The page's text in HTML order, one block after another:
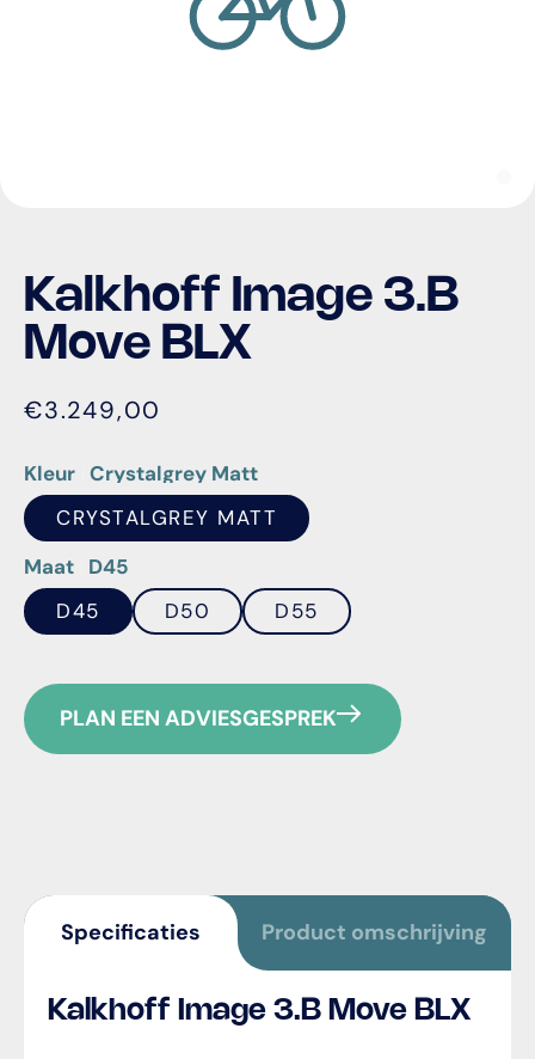
Kalkhoff Image 3.B
Move BLX
€3.249,00
Kleur Crystalgrey Matt
CRYSTALGREY MATT
Maat D45
D45
D50 D55
PLAN EEN ADVIESGESPREK
Specificaties Product omschrijving
Kalkhoff Image 3.B Move BLX